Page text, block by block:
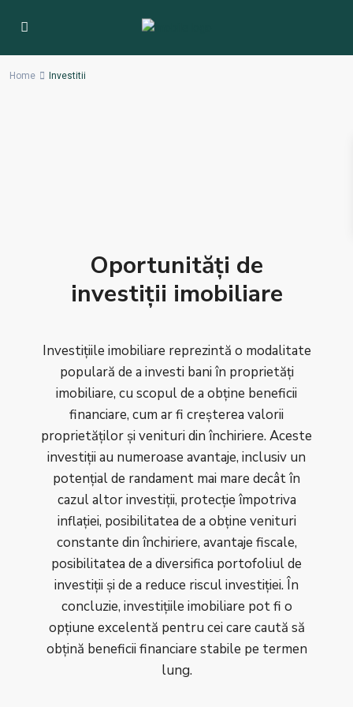
Home Investitii
Oportunități de
investiții imobiliare
Investițiile imobiliare reprezintă o modalitate
populară de a investi bani în proprietăți
imobiliare, cu scopul de a obține beneficii
financiare, cum ar fi creșterea valorii
proprietăților și venituri din închiriere. Aceste
investiții au numeroase avantaje, inclusiv un
potențial de randament mai mare decât în
cazul altor investiții, protecție împotriva
inflației, posibilitatea de a obține venituri
constante din închiriere, avantaje fiscale,
posibilitatea de a diversifica portofoliul de
investiții și de a reduce riscul investiției. În
concluzie, investițiile imobiliare pot fi o
opțiune excelentă pentru cei care caută să
obțină beneficii financiare stabile pe termen
lung.